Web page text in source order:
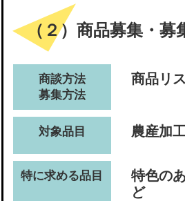
（２）商品募集・募
商談方法
募集方法
商品リ
対象品目 農産加
特に求める品目
特色の
ど